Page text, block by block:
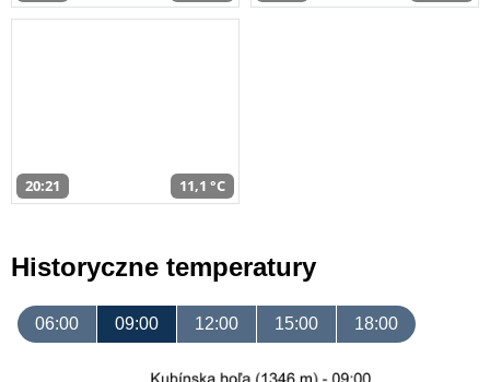
20:21 11,1 °C
Historyczne temperatury
06:00 09:00 12:00 15:00 18:00